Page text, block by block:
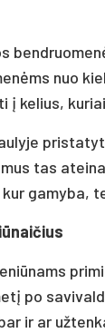
nuo
į kelius,
mus tas
gamyba,
po
ir ar